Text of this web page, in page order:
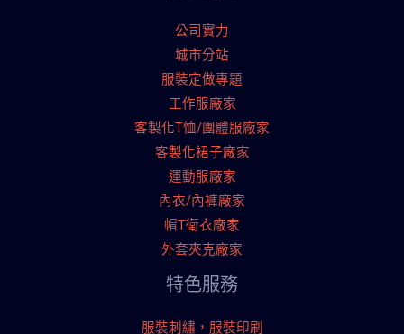
公司實力
城市分站
服裝定做專題
工作服廠家
客製化T恤/團體服廠家
客製化裙子廠家
運動服廠家
內衣/內褲廠家
帽T衛衣廠家
外套夾克廠家
特色服務
服裝刺繡，服裝印刷